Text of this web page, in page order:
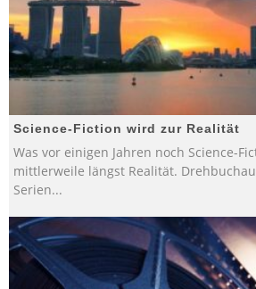
Science-Fiction wird zur Realität
Was vor einigen Jahren noch Science-
mittlerweile längst Realität.
Serien...